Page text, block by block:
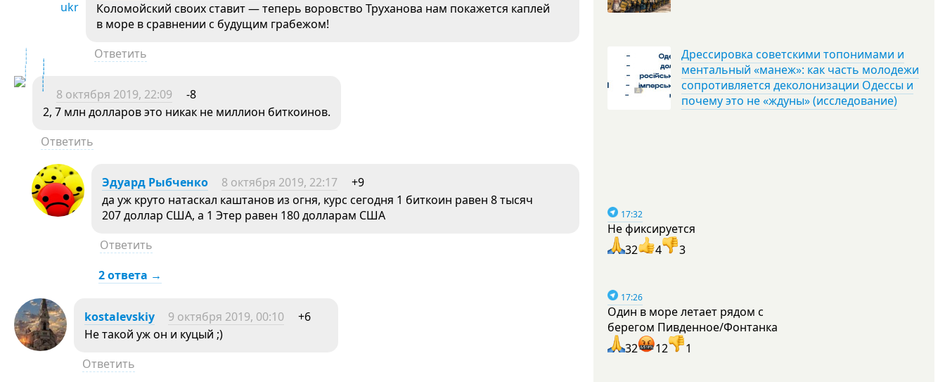
Коломойский своих ставит — теперь воровство Труханова нам покажется каплей
в море в сравнении с будущим грабежом!
Ответить
8 октября 2019, 22:09
-8
2, 7 млн долларов это никак не миллион биткоинов.
Ответить
Эдуард Рыбченко 8 октября 2019, 22:17
+9
да уж круто натаскал каштанов из огня, курс сегодня 1 биткоин равен 8 тысяч
207 доллар США, а 1 Этер равен 180 долларам США
Ответить
2 ответа →
kostalevskiy 9 октября 2019, 00:10
+6
Не такой уж он и куцый ;)
Ответить
Дрессировка советскими топонимами и
ментальный «манеж»: как часть молодежи
сопротивляется деколонизации Одессы и
почему это не «ждуны» (исследование)
17:32
Не фиксируется
32
4 3
17:26
Один в море летает рядом с
берегом Пивденное/Фонтанка
32
12 1